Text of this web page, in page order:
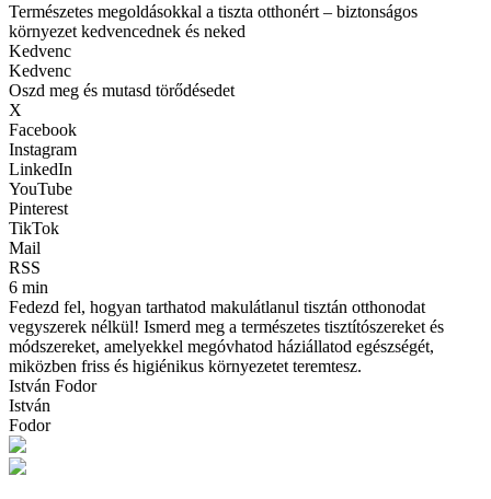
Természetes megoldásokkal a tiszta otthonért – biztonságos
környezet kedvencednek és neked
Kedvenc
Kedvenc
Oszd meg és mutasd törődésedet
X
Facebook
Instagram
LinkedIn
YouTube
Pinterest
TikTok
Mail
RSS
6 min
Fedezd fel, hogyan tarthatod makulátlanul tisztán otthonodat
vegyszerek nélkül! Ismerd meg a természetes tisztítószereket és
módszereket, amelyekkel megóvhatod háziállatod egészségét,
miközben friss és higiénikus környezetet teremtesz.
István Fodor
István
Fodor